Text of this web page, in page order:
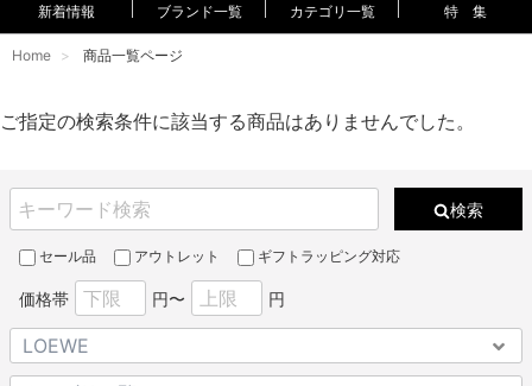
新着情報 ブランド一覧 カテゴリ一覧 特 集
Home 商品一覧ページ
ご指定の検索条件に該当する商品はありませんでした。
検索
セール品 アウトレット ギフトラッピング対応
価格帯 円〜 円